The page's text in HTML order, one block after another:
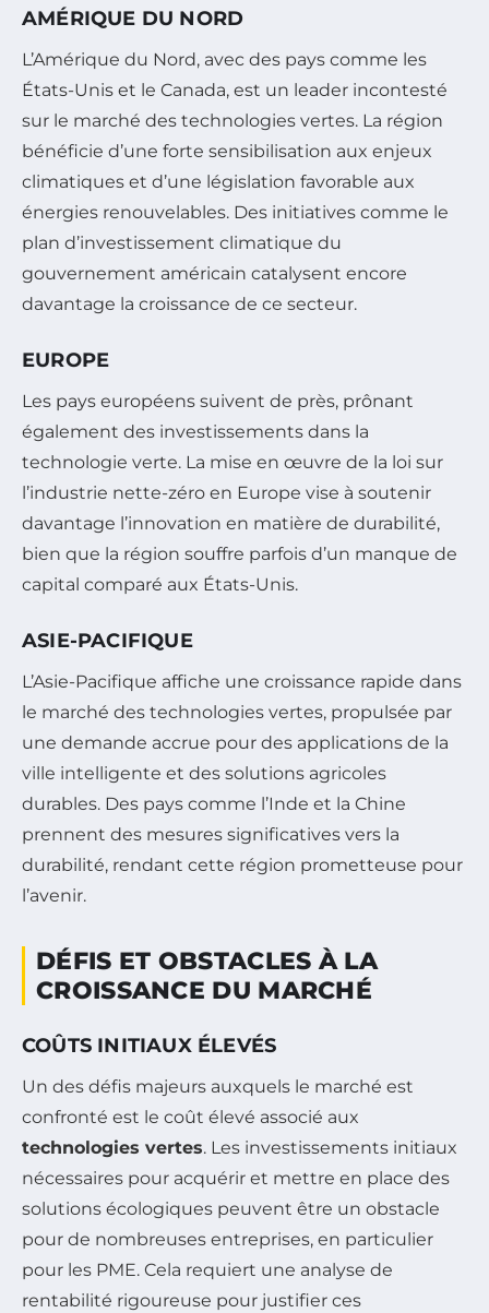
AMÉRIQUE DU NORD
L’Amérique du Nord, avec des pays comme les
États-Unis et le Canada, est un leader incontesté
sur le marché des technologies vertes. La région
bénéficie d’une forte sensibilisation aux enjeux
climatiques et d’une législation favorable aux
énergies renouvelables. Des initiatives comme le
plan d’investissement climatique du
gouvernement américain catalysent encore
davantage la croissance de ce secteur.
EUROPE
Les pays européens suivent de près, prônant
également des investissements dans la
technologie verte. La mise en œuvre de la loi sur
l’industrie nette-zéro en Europe vise à soutenir
davantage l’innovation en matière de durabilité,
bien que la région souffre parfois d’un manque de
capital comparé aux États-Unis.
ASIE-PACIFIQUE
L’Asie-Pacifique affiche une croissance rapide dans
le marché des technologies vertes, propulsée par
une demande accrue pour des applications de la
ville intelligente et des solutions agricoles
durables. Des pays comme l’Inde et la Chine
prennent des mesures significatives vers la
durabilité, rendant cette région prometteuse pour
l’avenir.
DÉFIS ET OBSTACLES À LA
CROISSANCE DU MARCHÉ
COÛTS INITIAUX ÉLEVÉS
Un des défis majeurs auxquels le marché est
confronté est le coût élevé associé aux
technologies vertes. Les investissements initiaux
nécessaires pour acquérir et mettre en place des
solutions écologiques peuvent être un obstacle
pour de nombreuses entreprises, en particulier
pour les PME. Cela requiert une analyse de
rentabilité rigoureuse pour justifier ces